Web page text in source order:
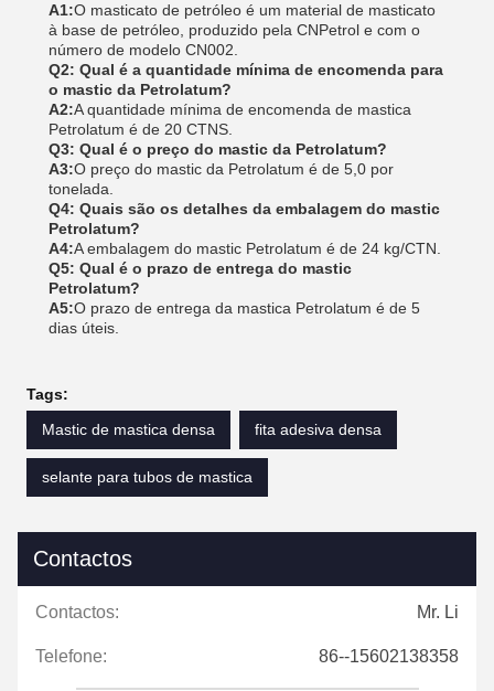
A1:O masticato de petróleo é um material de masticato
à base de petróleo, produzido pela CNPetrol e com o
número de modelo CN002.
Q2: Qual é a quantidade mínima de encomenda para
o mastic da Petrolatum?
A2:A quantidade mínima de encomenda de mastica
Petrolatum é de 20 CTNS.
Q3: Qual é o preço do mastic da Petrolatum?
A3:O preço do mastic da Petrolatum é de 5,0 por
tonelada.
Q4: Quais são os detalhes da embalagem do mastic
Petrolatum?
A4:A embalagem do mastic Petrolatum é de 24 kg/CTN.
Q5: Qual é o prazo de entrega do mastic
Petrolatum?
A5:O prazo de entrega da mastica Petrolatum é de 5
dias úteis.
Tags:
Mastic de mastica densa
fita adesiva densa
selante para tubos de mastica
Contactos
Contactos: Mr. Li
Telefone: 86--15602138358